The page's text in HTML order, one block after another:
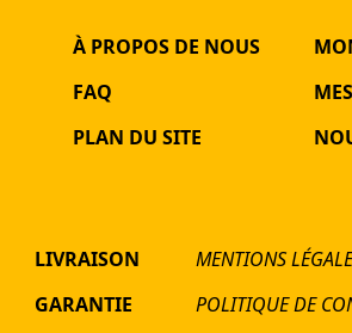
À PROPOS DE NOUS
FAQ
PLAN DU SITE
LIVRAISON
GARANTIE
MENTIONS
POLITIQUE DE